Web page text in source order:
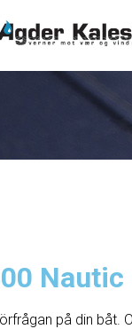
Nautic
på din båt.